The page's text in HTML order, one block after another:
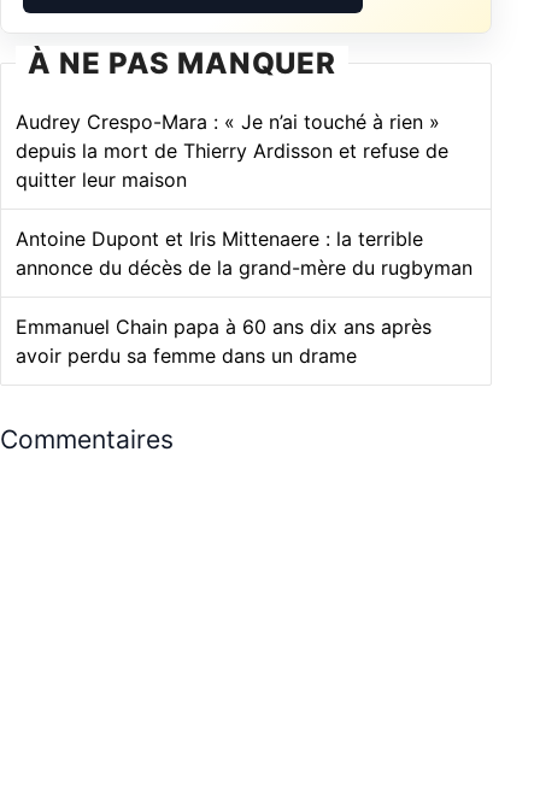
À NE PAS MANQUER
Audrey Crespo-Mara : « Je n’ai touché à rien »
depuis la mort de Thierry Ardisson et refuse de
quitter leur maison
Antoine Dupont et Iris Mittenaere : la terrible
annonce du décès de la grand-mère du rugbyman
Emmanuel Chain papa à 60 ans dix ans après
avoir perdu sa femme dans un drame
Commentaires